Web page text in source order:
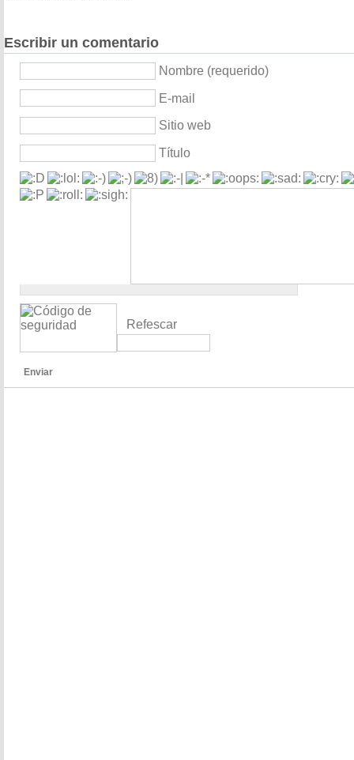
Escribir un comentario
Nombre (requerido)
E-mail
Sitio web
Título
Refescar
Enviar